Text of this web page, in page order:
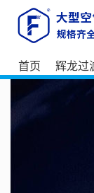
首页 辉龙过